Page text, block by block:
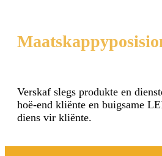
Verskaf slegs produkte en
hoë-end kliënte en buigsame
diens vir kliënte.